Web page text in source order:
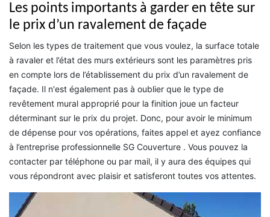
Les points importants à garder en tête sur
le prix d’un ravalement de façade
Selon les types de traitement que vous voulez, la surface totale
à ravaler et l’état des murs extérieurs sont les paramètres pris
en compte lors de l’établissement du prix d’un ravalement de
façade. Il n'est également pas à oublier que le type de
revêtement mural approprié pour la finition joue un facteur
déterminant sur le prix du projet. Donc, pour avoir le minimum
de dépense pour vos opérations, faites appel et ayez confiance
à l’entreprise professionnelle SG Couverture . Vous pouvez la
contacter par téléphone ou par mail, il y aura des équipes qui
vous répondront avec plaisir et satisferont toutes vos attentes.